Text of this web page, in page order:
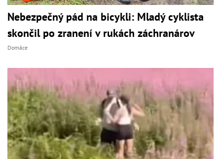
Nebezpečný pád na bicykli: Mladý cyklista
skončil po zranení v rukách záchranárov
Domáce